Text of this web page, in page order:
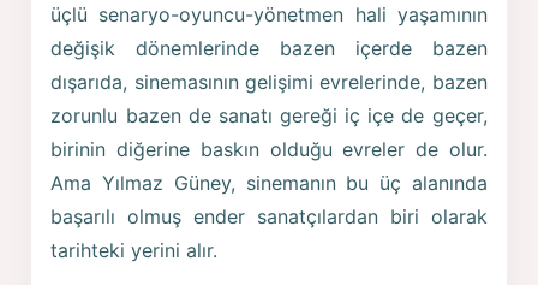
üçlü senaryo-oyuncu-yönetmen hali yaşamının
değişik dönemlerinde bazen içerde bazen
dışarıda, sinemasının gelişimi evrelerinde, bazen
zorunlu bazen de sanatı gereği iç içe de geçer,
birinin diğerine baskın olduğu evreler de olur.
Ama Yılmaz Güney, sinemanın bu üç alanında
başarılı olmuş ender sanatçılardan biri olarak
tarihteki yerini alır.